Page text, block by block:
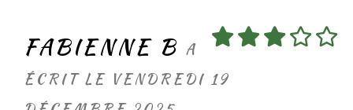
FABIENNE B A
ÉCRIT LE VENDREDI 19